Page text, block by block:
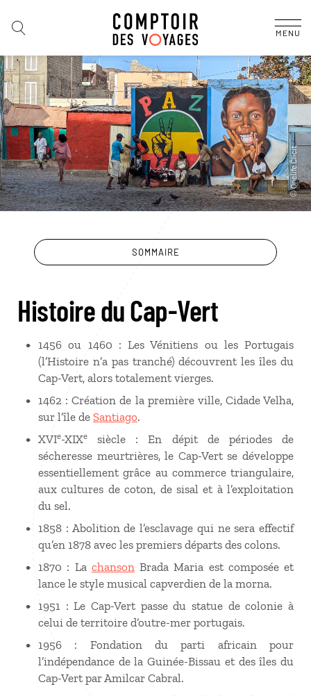
MENU
SOMMAIRE
Histoire du Cap-Vert
1456 ou 1460 : Les Vénitiens ou les Portugais
(l’Histoire n’a pas tranché) découvrent les îles du
Cap-Vert, alors totalement vierges.
1462 : Création de la première ville, Cidade Velha,
sur l’île de Santiago.
XVIe-XIXe
siècle : En dépit de périodes de
sécheresse meurtrières, le Cap-Vert se développe
essentiellement grâce au commerce triangulaire,
aux cultures de coton, de sisal et à l’exploitation
du sel.
1858 : Abolition de l’esclavage qui ne sera effectif
qu’en 1878 avec les premiers départs des colons.
1870 : La chansonBrada Maria est composée et
lance le style musical capverdien de la morna.
1951 : Le Cap-Vert passe du statue de colonie à
celui de territoire d’outre-mer portugais.
1956 : Fondation du parti africain pour
l’indépendance de la Guinée-Bissau et des îles du
Cap-Vert par Amilcar Cabral.